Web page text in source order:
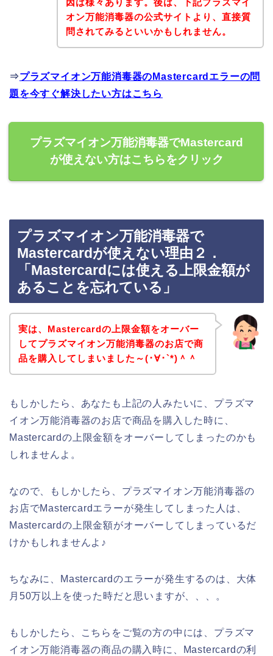
因は様々あります。後は、下記プラズマイ
オン万能消毒器の公式サイトより、直接質
問されてみるといいかもしれません。
⇒プラズマイオン万能消毒器のMastercardエラーの問
題を今すぐ解決したい方はこちら
プラズマイオン万能消毒器でMastercard
が使えない方はこちらをクリック
プラズマイオン万能消毒器で
Mastercardが使えない理由２．
「Mastercardには使える上限金額が
あることを忘れている」
実は、Mastercardの上限金額をオーバー
してプラズマイオン万能消毒器のお店で商
品を購入してしまいました～(･∀･`*)＾＾
もしかしたら、あなたも上記の人みたいに、プラズマ
イオン万能消毒器のお店で商品を購入した時に、
Mastercardの上限金額をオーバーしてしまったのかも
しれませんよ。
なので、もしかしたら、プラズマイオン万能消毒器の
お店でMastercardエラーが発生してしまった人は、
Mastercardの上限金額がオーバーしてしまっているだ
けかもしれませんよ♪
ちなみに、Mastercardのエラーが発生するのは、大体
月50万以上を使った時だと思いますが、、、。
もしかしたら、こちらをご覧の方の中には、プラズマ
イオン万能消毒器の商品の購入時に、Mastercardの利